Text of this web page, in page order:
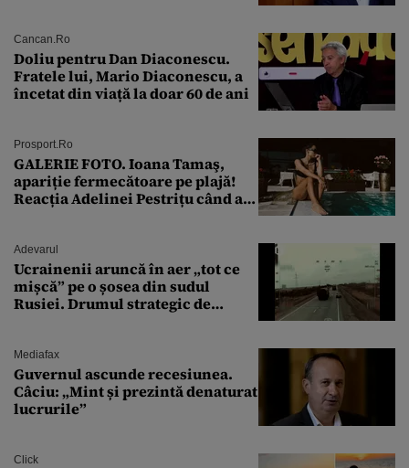
Cancan.ro
Doliu pentru Dan Diaconescu.
Fratele lui, Mario Diaconescu, a
încetat din viață la doar 60 de ani
Prosport.ro
GALERIE FOTO. Ioana Tamaş,
apariție fermecătoare pe plajă!
Reacția Adelinei Pestrițu când a
Adevarul
Ucrainenii aruncă în aer „tot ce
mișcă” pe o șosea din sudul
Rusiei. Drumul strategic de
Mediafax
Guvernul ascunde recesiunea.
Câciu: „Mint și prezintă denaturat
lucrurile”
Click